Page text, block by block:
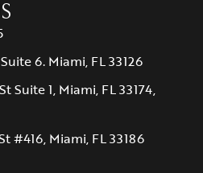
6. Miami, FL 33126
Suite 1, Miami, FL 33174,
#416, Miami, FL 33186